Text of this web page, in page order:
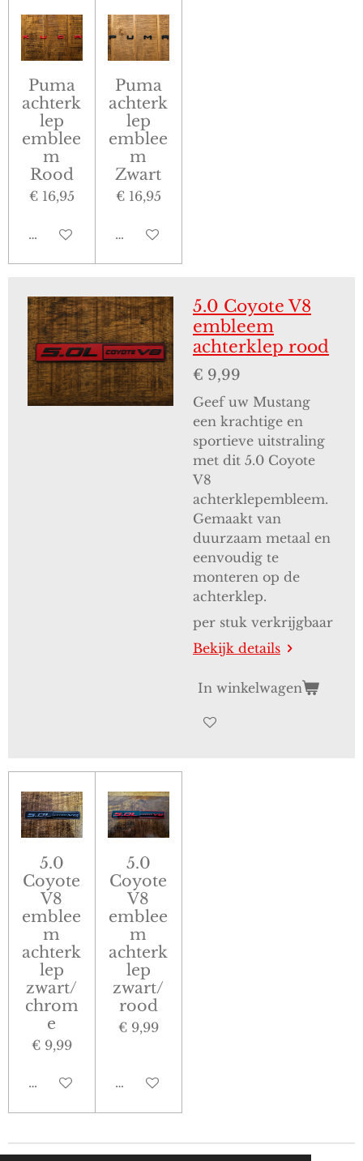
Puma
achterk
lep
emblee
m
Rood
€ 16,95
In winkelwagen
Puma
achterk
lep
emblee
m
Zwart
€ 16,95
In winkelwagen
5.0 Coyote V8
embleem
achterklep rood
€ 9,99
Geef uw Mustang
een krachtige en
sportieve uitstraling
met dit 5.0 Coyote
V8
achterklepembleem.
Gemaakt van
duurzaam metaal en
eenvoudig te
monteren op de
achterklep.
per stuk verkrijgbaar
Bekijk details
In winkelwagen
5.0
Coyote
V8
emblee
m
achterk
lep
zwart/
chrom
e
€ 9,99
In winkelwagen
5.0
Coyote
V8
emblee
m
achterk
lep
zwart/
rood
€ 9,99
In winkelwagen